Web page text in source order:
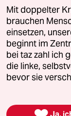
Partei
aus
Mit doppelter
brauchen
einsetzen,
beginnt im
bei taz zahl ich
die linke,
bevor sie